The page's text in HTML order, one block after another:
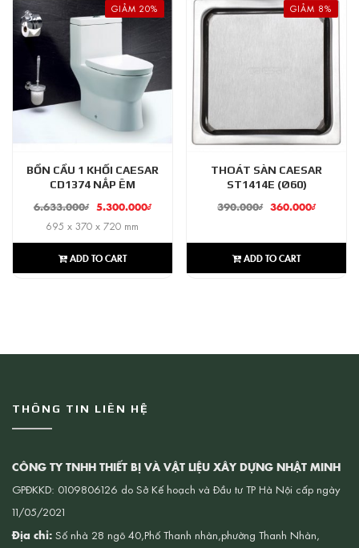
GIẢM 20%
BỒN CẦU 1 KHỐI CAESAR
CD1374 NẮP ÊM
6.633.000₫ 5.300.000₫
695 x 370 x 720 mm
ADD TO CART
GIẢM 8%
THOÁT SÀN CAESAR
ST1414E (Ø60)
390.000₫ 360.000₫
ADD TO CART
THÔNG TIN LIÊN HỆ
CÔNG TY TNHH THIẾT BỊ VÀ VẬT LIỆU XÂY DỰNG NHẬT MINH
GPĐKKD: 0109806126 do Sở Kế hoạch và Đầu tư TP Hà Nội cấp ngày
11/05/2021
Địa chỉ: Số nhà 28 ngõ 40,Phố Thanh nhàn,phường Thanh Nhàn,